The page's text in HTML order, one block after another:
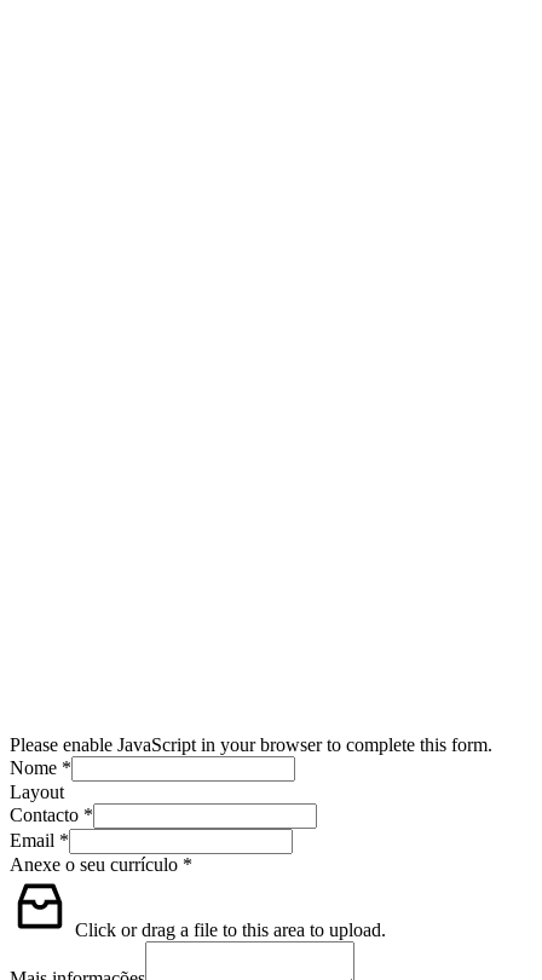
Please enable JavaScript in your browser to complete this form.
Nome *
Layout
Contacto *
Email *
Anexe o seu currículo *
Click or drag a file to this area to upload.